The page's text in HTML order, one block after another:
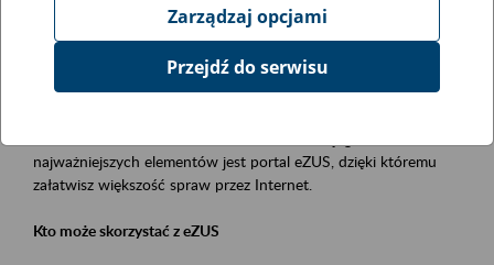
Event description
Platforma Usług Elektronicznych eZUS
najważniejszych elementów jest portal eZUS, dzięki któremu
załatwisz większość spraw przez Internet.
Kto może skorzystać z eZUS
Zarządzaj opcjami
Przejdź do serwisu